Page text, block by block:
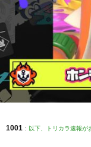
1001 : 以下、トリカラ速報が